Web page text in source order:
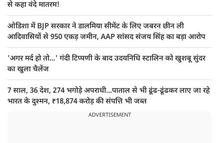
से कहा वंदे मातरम!
ओडिशा में BJP सरकार ने डालमिया सीमेंट के लिए जबरन छीन ली
आदिवासियों से 950 एकड़ जमीन, AAP सांसद संजय सिंह का बड़ा आरोप
'अगर मर्द हो तो...' गंदी टिप्पणी के बाद उदयनिधि स्टालिन को खुशबू सुंदर
का खुला चैलेंज
7 साल, 36 देश, 274 भगोड़े अपराधी...पाताल से भी ढूंढ-ढूंढकर लाए जा रहे
भारत के दुश्मन, ₹18,874 करोड़ की संपत्ति भी जब्त
ADVERTISEMENT